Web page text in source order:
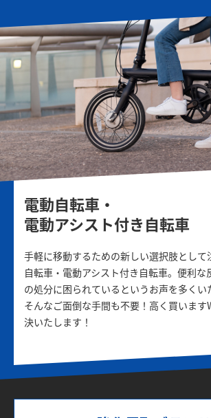
電動自転車・
電動アシスト付き自転車
手軽に移動するための新しい選択肢として
自転車・電動アシスト付き自転車。便利な
の処分に困られているというお声を多くい
そんなご面倒な手間も不要！高く買います
決いたします！